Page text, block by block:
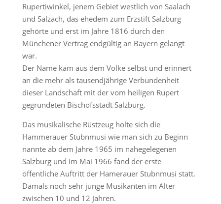
Rupertiwinkel, jenem Gebiet westlich von Saalach
und Salzach, das ehedem zum Erzstift Salzburg
gehörte und erst im Jahre 1816 durch den
Münchener Vertrag endgültig an Bayern gelangt
war.
Der Name kam aus dem Volke selbst und erinnert
an die mehr als tausendjährige Verbundenheit
dieser Landschaft mit der vom heiligen Rupert
gegründeten Bischofsstadt Salzburg.
Das musikalische Rüstzeug holte sich die
Hammerauer Stubnmusi wie man sich zu Beginn
nannte ab dem Jahre 1965 im nahegelegenen
Salzburg und im Mai 1966 fand der erste
öffentliche Auftritt der Hamerauer Stubnmusi statt.
Damals noch sehr junge Musikanten im Alter
zwischen 10 und 12 Jahren.